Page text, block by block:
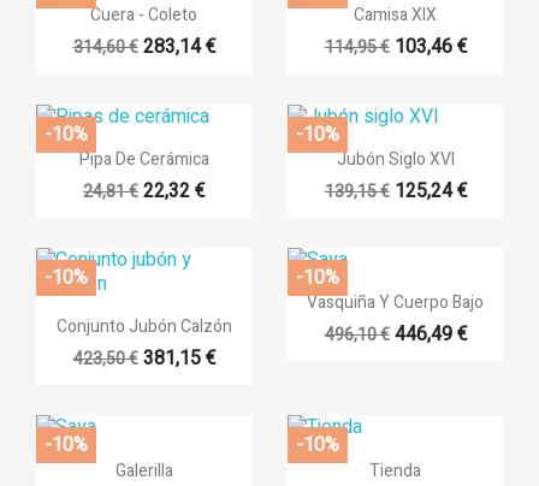
 Vista rápida
Cuera - Coleto
314,60 € 283,14 €
 Vista rápida
Camisa XIX
114,95 € 103,46 €
 Vista rápida
Pipa De Cerámica
24,81 €22,32 €
-10%
 Vista rápida
Jubón Siglo XVI
139,15 € 125,24 €
-10%
 Vista rápida
Conjunto Jubón Calzón
423,50 € 381,15 €
-10%
 Vista rápida
Vasquiña Y Cuerpo Bajo
496,10 € 446,49 €
-10%
 Vista rápida
Galerilla
-10%
 Vista rápida
Tienda
-10%